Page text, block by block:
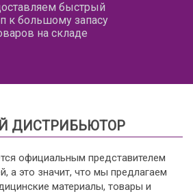
быстрый
к большому запасу
на складе
ДИСТРИБЬЮТОР
официальным представителем
а это значит, что мы предлагаем
материалы, товары и